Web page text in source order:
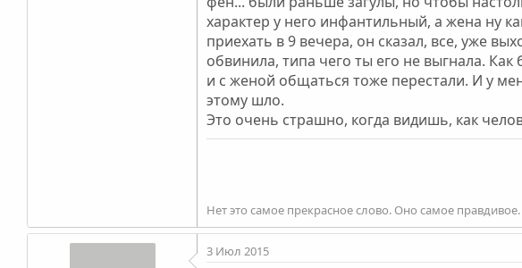
характер у него инфантильный, а жена ну
приехать в 9 вечера, он сказал, все, уже
обвинила, типа чего ты его не выгнала.
и с женой общаться тоже перестали. И у
этому шло.
Это очень страшно, когда видишь, как
Нет это самое прекрасное слово. Оно самое правдивое.
3 Июл 2015